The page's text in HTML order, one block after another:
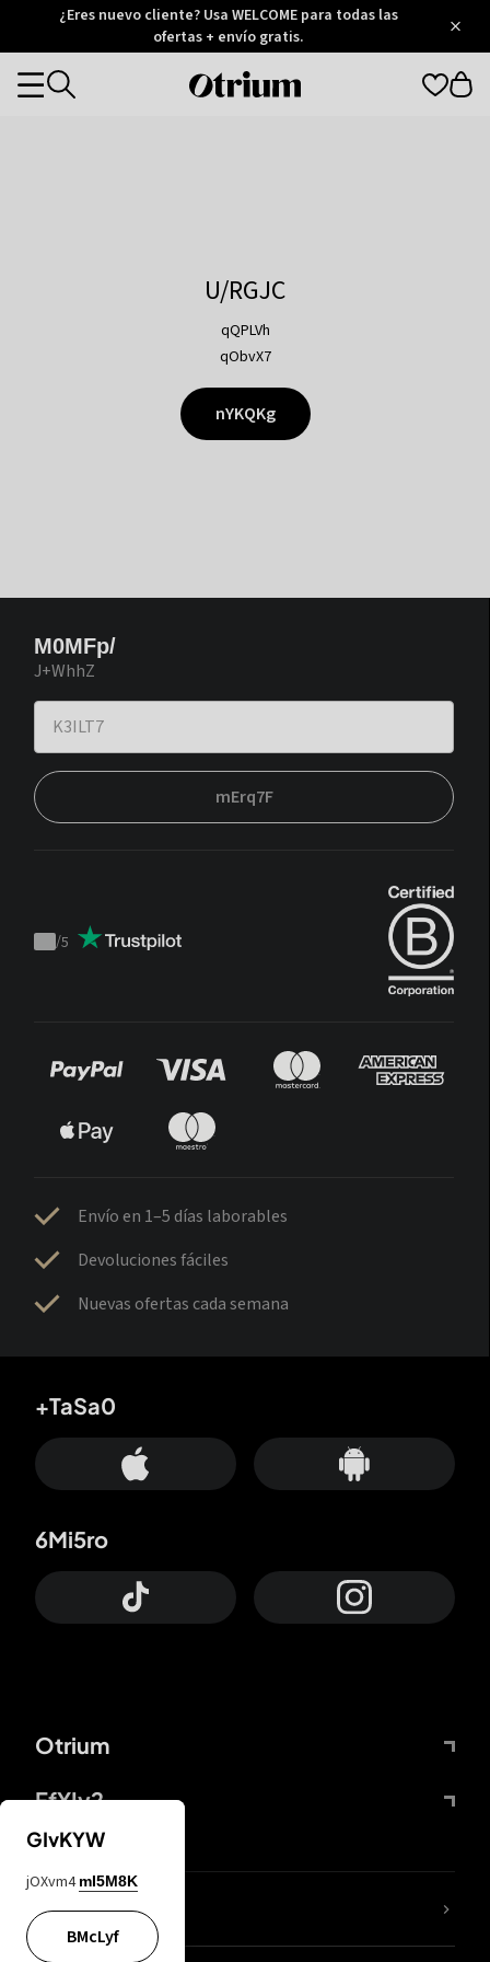
Otrium
Trustpilot
¿Eres nuevo cliente? Usa WELCOME para todas las
ofertas + envío gratis.
Otrium
Categories
U/RGJC
qQPLVh
qObvX7
nYKQKg
M0MFp/
J+WhhZ
mErq7F
Trustpilot
/5
Envío en 1–5 días laborables
Devoluciones fáciles
Nuevas ofertas cada semana
Otrium
FfYIy2
+TaSa0
6Mi5ro
65A04M
GIvKYW
jOXvm4 mI5M8K
BMcLyf